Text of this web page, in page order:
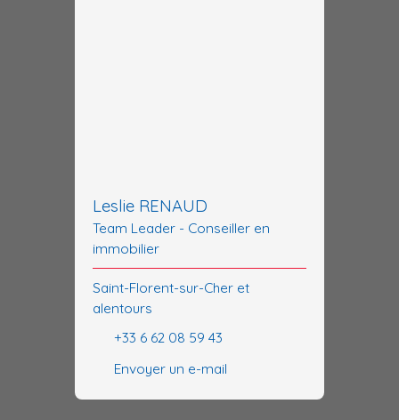
Leslie RENAUD
Team Leader - Conseiller en
immobilier
Saint-Florent-sur-Cher et
alentours
+33 6 62 08 59 43
Envoyer un e-mail